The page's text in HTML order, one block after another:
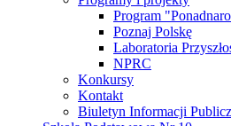
Program
Poznaj Polskę
Laboratoria
NPRC
Konkursy
Kontakt
Biuletyn Informacji